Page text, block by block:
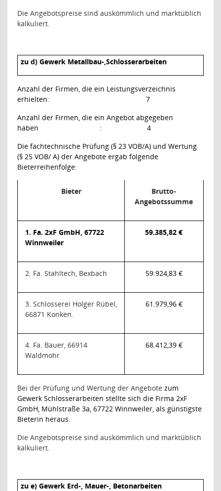
Die Angebotspreise sind auskömmlich und marktüblich
kalkuliert.
zu d) Gewerk Metallbau-,Schlosserarbeiten
Anzahl der Firmen, die ein Leistungsverzeichnis
erhielten:
7
Anzahl der Firmen, die ein Angebot abgegeben
haben
:
4
Die fachtechnische Prüfung (§ 23 VOB/A) und Wertung
(§ 25 VOB/ A) der Angebote ergab folgende
Bieterreihenfolge:
Bieter
Brutto-
Angebotssumme
1. Fa. 2xF GmbH, 67722
Winnweiler
59.385,82 €
2. Fa. Stahltech, Bexbach 59.924,83 €
3. Schlosserei Holger Rübel,
66871 Konken.
61.979,96 €
4. Fa. Bauer, 66914
Waldmohr
68.412,39 €
Bei der Prüfung und Wertung der Angebote zum
Gewerk Schlosserarbeiten stellte sich die Firma 2xF
GmbH, Mühlstraße 3a, 67722 Winnweiler, als günstigste
Bieterin heraus.
Die Angebotspreise sind auskömmlich und marktüblich
kalkuliert.
zu e) Gewerk Erd-, Mauer-, Betonarbeiten